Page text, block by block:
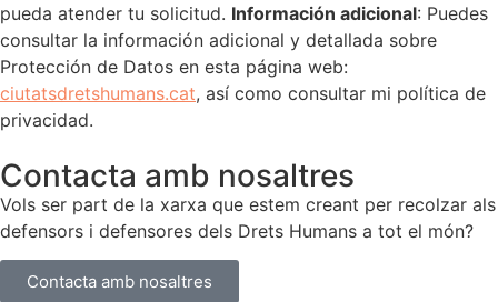
pueda atender tu solicitud. Información adicional: Puedes
consultar la información adicional y detallada sobre
Protección de Datos en esta página web:
ciutatsdretshumans.cat, así como consultar mi política de
privacidad.
Contacta amb nosaltres
Vols ser part de la xarxa que estem creant per recolzar als
defensors i defensores dels Drets Humans a tot el món?
Contacta amb nosaltres